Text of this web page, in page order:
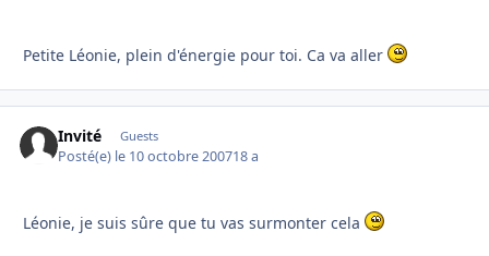
Petite Léonie, plein d'énergie pour toi. Ca va aller
Invité Guests
Posté(e) le 10 octobre 200718 a
Léonie, je suis sûre que tu vas surmonter cela